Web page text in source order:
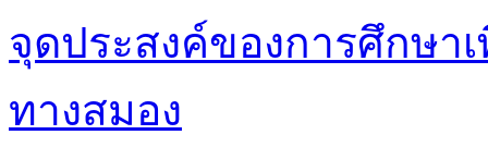
จุดประสงค์ของการศึกษา
ทางสมอง